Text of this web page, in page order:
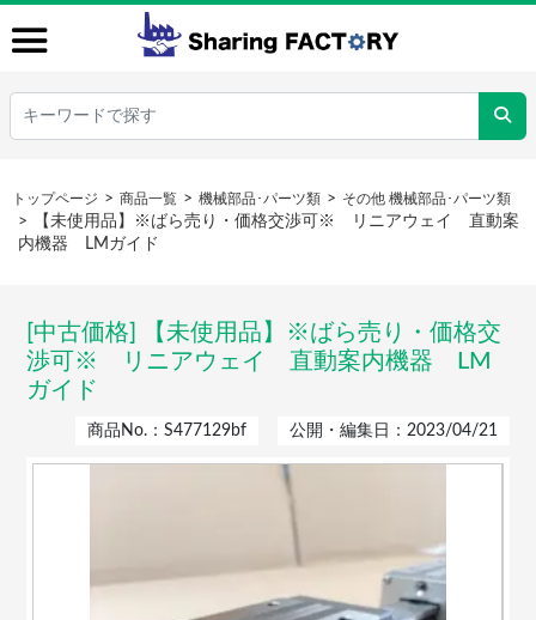
トップページ 商品一覧 機械部品･パーツ類 その他 機械部品･パーツ類
【未使用品】※ばら売り・価格交渉可※ リニアウェイ 直動案
内機器 LMガイド
[中古価格] 【未使用品】※ばら売り・価格交
渉可※ リニアウェイ 直動案内機器 LM
ガイド
商品No.：S477129bf 公開・編集日：2023/04/21